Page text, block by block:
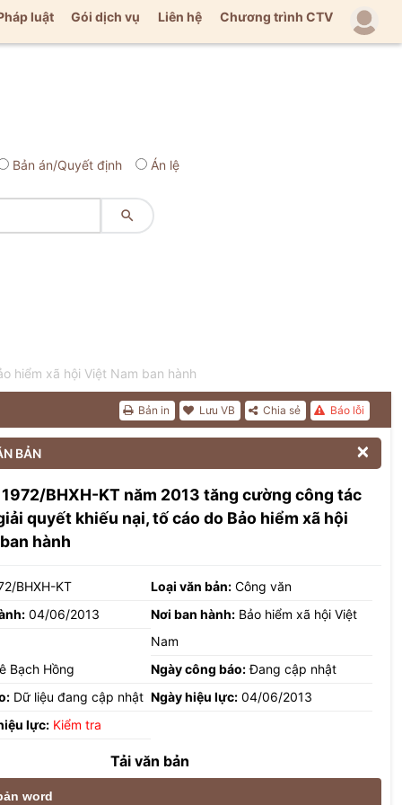
luật Gói dịch vụ Liên hệ Chương trình CTV
Bản án/Quyết định Án lệ

hiểm xã hội Việt Nam ban hành
Báo lỗi
Chia sẻ
Lưu VB
Bản in
BẢN 
BHXH-KT năm 2013 tăng cường công tác
quyết khiếu nại, tố cáo do Bảo hiểm xã hội
hành
BHXH-KT Loại văn bản: Công văn
04/06/2013 Nơi ban hành: Bảo hiểm xã hội Việt
Nam
Bạch Hồng Ngày công báo:Đang cập nhật
Dữ liệu đang cập nhật Ngày hiệu lực: 04/06/2013
lực: Kiểm tra
Tải văn bản
word